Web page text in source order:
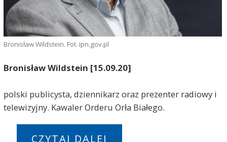
Bronisław Wildstein. Fot. ipn.gov.pl
Bronisław Wildstein [15.09.20]
polski publicysta, dziennikarz oraz prezenter radiowy i
telewizyjny. Kawaler Orderu Orła Białego.
CZYTAJ DALEJ